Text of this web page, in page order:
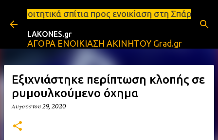
Μετάβαση στο κύριο περιεχόμενο
προς ενοικίαση στη Σπάρτη Ενοικιάσεις
LAKONES.gr
ΑΓΟΡΑ ΕΝΟΙΚΙΑΣΗ ΑΚΙΝΗΤΟΥ Grad.gr
Εξιχνιάστηκε περίπτωση κλοπής σε
ρυμουλκούμενο όχημα
Αυγούστου 29, 2020